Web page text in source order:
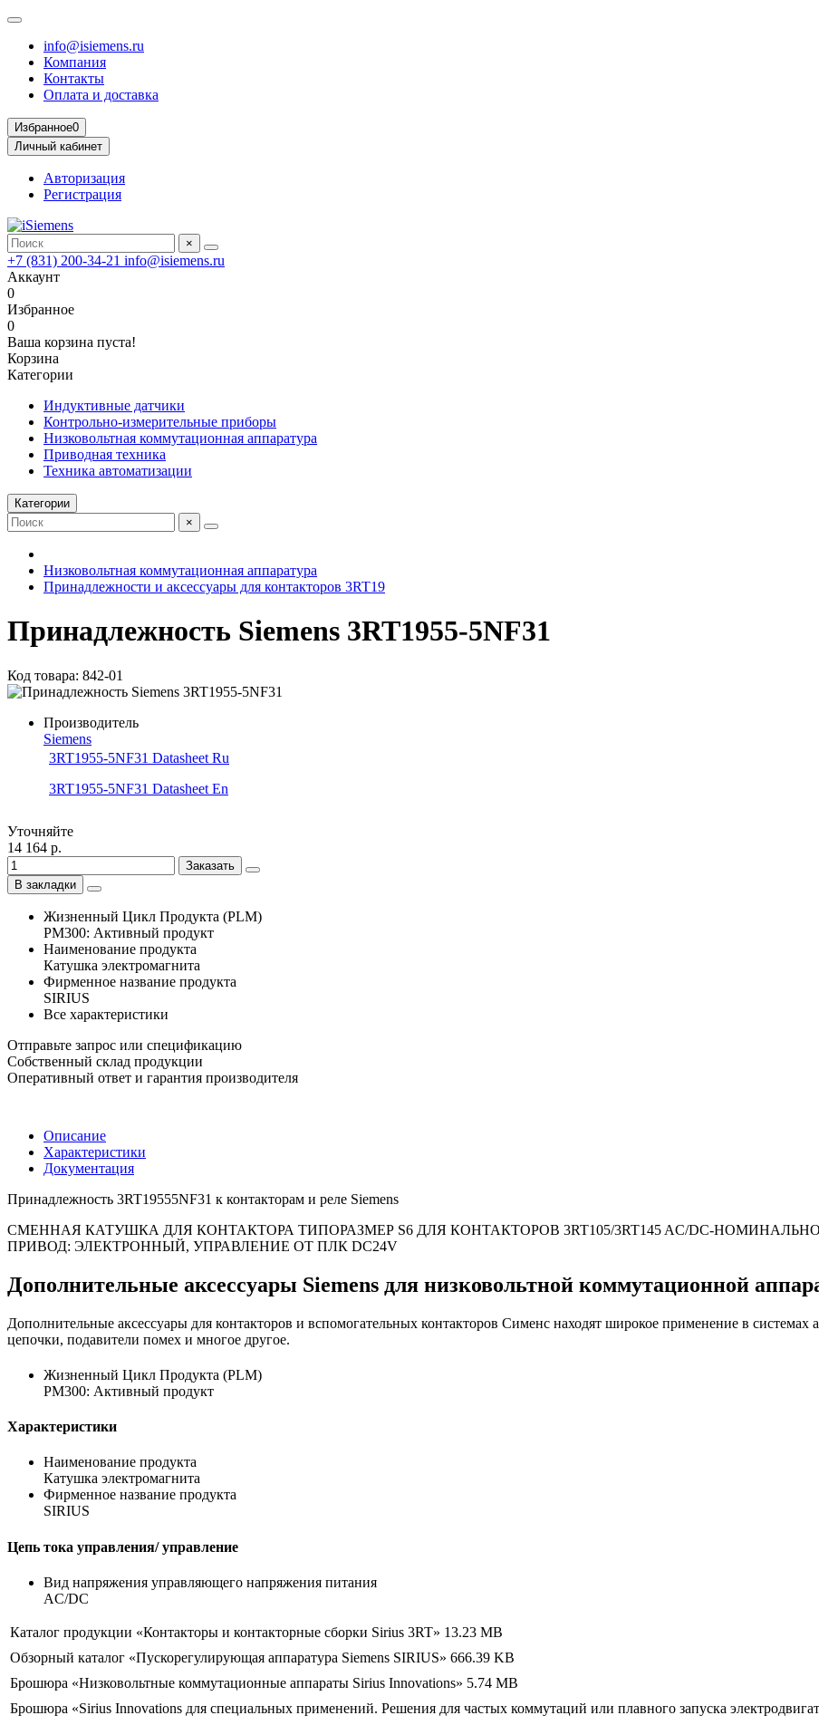
info@isiemens.ru
Компания
Контакты
Оплата и доставка
Избранное0
Личный кабинет
Авторизация
Регистрация
×
+7 (831) 200-34-21 info@isiemens.ru
Аккаунт
0
Избранное
0
Ваша корзина пуста!
Корзина
Категории
Индуктивные датчики
Контрольно-измерительные приборы
Низковольтная коммутационная аппаратура
Приводная техника
Техника автоматизации
Категории
×
Низковольтная коммутационная аппаратура
Принадлежности и аксессуары для контакторов 3RT19
Принадлежность Siemens 3RT1955-5NF31
Код товара: 842-01
Производитель
Siemens
3RT1955-5NF31 Datasheet Ru
3RT1955-5NF31 Datasheet En
Уточняйте
14 164 р.
Заказать
В закладки
Жизненный Цикл Продукта (PLM)
PM300: Активный продукт
Наименование продукта
Катушка электромагнита
Фирменное название продукта
SIRIUS
Все характеристики
Отправьте запрос или спецификацию
Собственный склад продукции
Оперативный ответ и гарантия производителя
Описание
Характеристики
Документация
Принадлежность 3RT19555NF31 к контакторам и реле Siemens
СМЕННАЯ КАТУШКА ДЛЯ КОНТАКТОРА ТИПОРАЗМЕР S6 ДЛЯ КОНТАКТОРОВ 3RT105/3RT145 AC/DC-
ПРИВОД: ЭЛЕКТРОННЫЙ, УПРАВЛЕНИЕ ОТ ПЛК DC24V
Дополнительные аксессуары Siemens для низковольтной коммутационной
Дополнительные аксессуары для контакторов и вспомогательных контакторов Сименс находят широкое применение в
цепочки, подавители помех и многое другое.
Жизненный Цикл Продукта (PLM)
PM300: Активный продукт
Характеристики
Наименование продукта
Катушка электромагнита
Фирменное название продукта
SIRIUS
Цепь тока управления/ управление
Вид напряжения управляющего напряжения питания
AC/DC
Каталог продукции «Контакторы и контакторные сборки Sirius 3RT» 13.23 MB
Обзорный каталог «Пускорегулирующая аппаратура Siemens SIRIUS» 666.39 KB
Брошюра «Низковольтные коммутационные аппараты Sirius Innovations» 5.74 MB
Брошюра «Sirius Innovations для специальных применений. Решения для частых коммутаций или плавного запуска